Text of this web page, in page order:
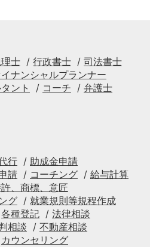
士 行政書士
司法書士
ナンシャルプランナー
ント コーチ
弁護士
行
助成金申請
請
コーチング
給与計算
、商標、意匠
グ
就業規則等規程作成
各種登記
法律相談
相談
不動産相談
カウンセリング